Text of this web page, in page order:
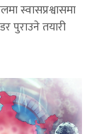
स्वासप्रश्वासमा
पुराउने तयारी